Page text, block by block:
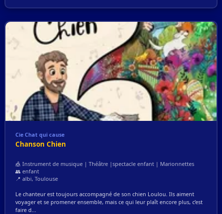
Cie Chat qui cause
Chanson Chien
🎪 Instrument de musique | Théâtre |spectacle enfant | Marionnettes
👥 enfant
📍 albi, Toulouse
Le chanteur est toujours accompagné de son chien Loulou. Ils aiment
voyager et se promener ensemble, mais ce qui leur plaît encore plus, c’est
faire d...